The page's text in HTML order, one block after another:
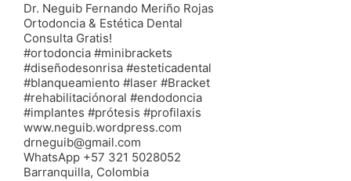
Dr. Neguib Fernando Meriño Rojas
Ortodoncia & Estética Dental
Consulta Gratis!
#ortodoncia #minibrackets
#diseñodesonrisa #esteticadental
#blanqueamiento #laser #Bracket
#rehabilitaciónoral #endodoncia
#implantes #prótesis #profilaxis
www.neguib.wordpress.com
drneguib@gmail.com
WhatsApp +57 321 5028052
Barranquilla, Colombia